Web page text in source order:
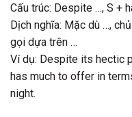
Cấu trúc: Despite …, S +
Dịch nghĩa: Mặc dù …,
gọi dựa trên …
Ví dụ: Despite its hectic
has much to offer in
night.